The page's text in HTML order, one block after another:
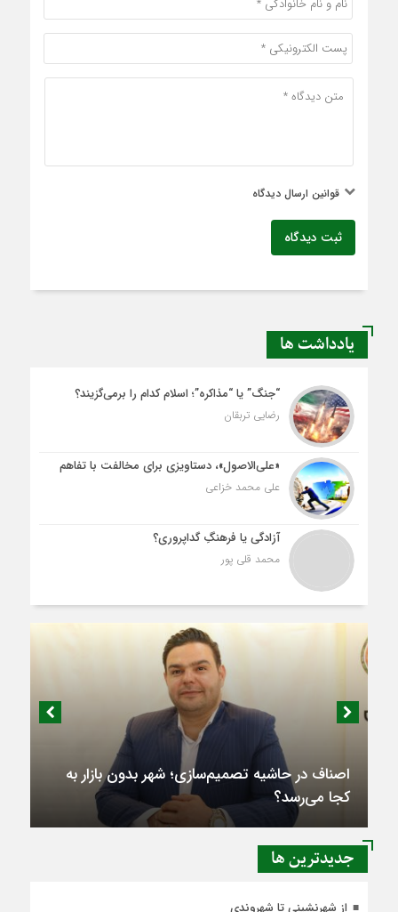
قوانین ارسال دیدگاه
ثبت دیدگاه
یادداشت ها
“جنگ” یا “مذاکره”؛ اسلام کدام را برمی‌گزیند؟
رضایی تربقان
«علی‌الاصول»، دستاویزی برای مخالفت با تفاهم
علی محمد خزاعی
آزادگی یا فرهنگِ گداپروری؟
محمد قلی پور
اصناف در حاشیه تصمیم‌سازی؛ شهر بدون بازار به
کجا می‌رسد؟
جديدترين ها
از شهرنشینی تا شهروندی